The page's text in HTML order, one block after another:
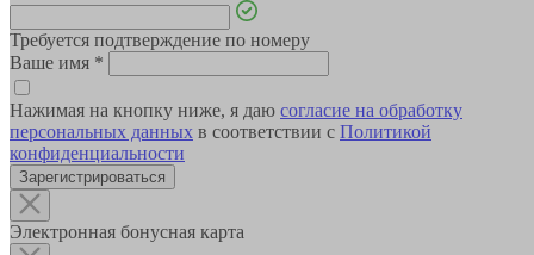
Требуется подтверждение по номеру
Ваше имя *
Нажимая на кнопку ниже, я даю согласие на обработку
персональных данных в соответствии с Политикой
конфиденциальности
Зарегистрироваться
Электронная бонусная карта